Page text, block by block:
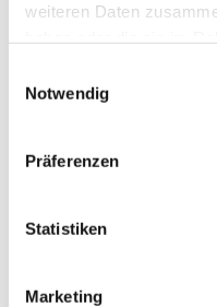
weiteren Daten
Notwendig
Präferenzen
Statistiken
Marketing
Dies